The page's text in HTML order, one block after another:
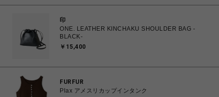
印
ONE. LEATHER KINCHAKU SHOULDER BAG -
BLACK-
￥15,400
FURFUR
Plax アメスリカップインタンク